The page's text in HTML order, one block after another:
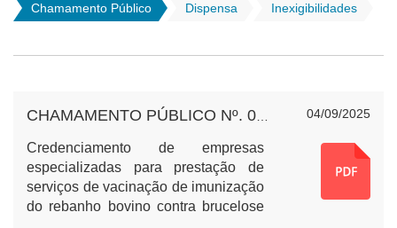
Chamamento Público Dispensa Inexigibilidades
04/09/2025
Credenciamento de empresas
especializadas para prestação de
serviços de vacinação de imunização
do rebanho bovino contra brucelose